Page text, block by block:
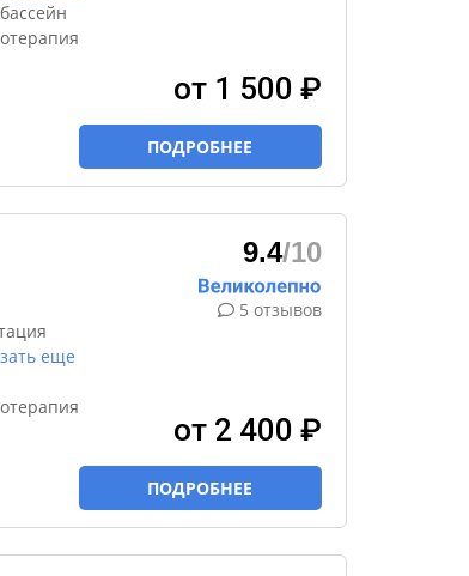
от 1 500 ₽
ПОДРОБНЕЕ
еще
9.4/10
5 отзывов
от 2 400 ₽
ПОДРОБНЕЕ